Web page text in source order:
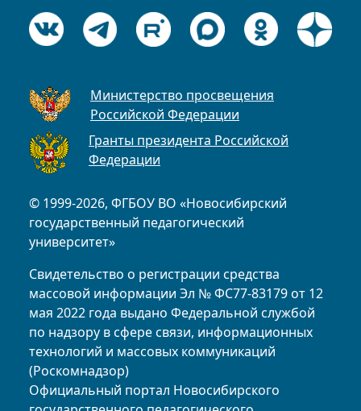
© 1999-2026, ФГБОУ ВО «Новосибирский
государственный педагогический
университет»
Свидетельство о регистрации средства
массовой информации Эл № ФС77-83179 от 12
мая 2022 года выдано Федеральной службой
по надзору в сфере связи, информационных
технологий и массовых коммуникаций
(Роскомнадзор)
Официальный портал Новосибирского
Министерство просвещения
Российской Федерации
Гранты президента Российской
Федерации